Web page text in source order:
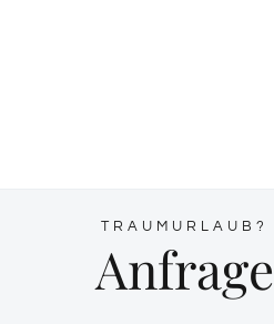
TRAUMURLAUB?
Anfrage